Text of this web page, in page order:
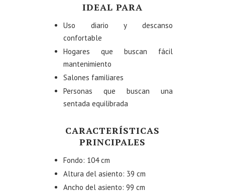
IDEAL PARA
Uso diario y descanso
confortable
Hogares que buscan fácil
mantenimiento
Salones familiares
Personas que buscan una
sentada equilibrada
CARACTERÍSTICAS
PRINCIPALES
Fondo: 104 cm
Altura del asiento: 39 cm
Ancho del asiento: 99 cm